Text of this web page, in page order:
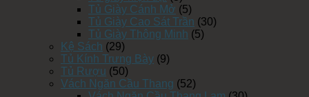
Tủ Giày Cánh Mở (5)
Tủ Giày Cao Sát Trần (30)
Tủ Giày Thông Minh (5)
Kệ Sách (29)
Tủ Kính Trưng Bày (9)
Tủ Rượu (50)
Vách Ngăn Cầu Thang (52)